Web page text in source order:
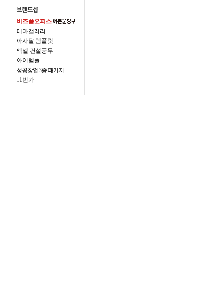
비즈폼오피스
테마갤러리
아사달 템플릿
엑셀 건설공무
아이템풀
성공창업 3종 패키지
11번가